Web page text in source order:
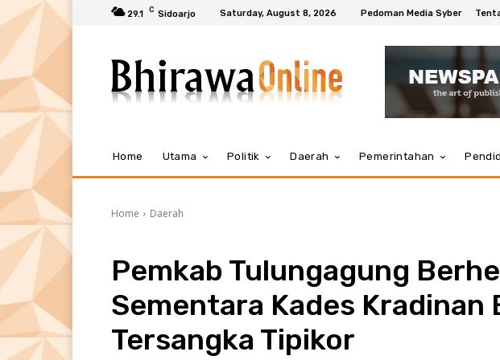
29.1 C Sidoarjo Saturday, August 8, 2026 Pedoman Media Syber
Home Utama Politik Daerah Pemerintahan
Home Daerah
Pemkab Tulungagung
Sementara Kades
Tersangka Tipikor